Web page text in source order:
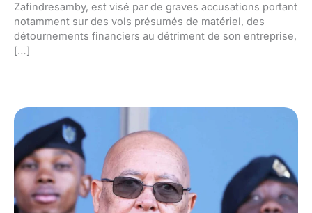
Zafindresamby, est visé par de graves accusations portant
notamment sur des vols présumés de matériel, des
détournements financiers au détriment de son entreprise,
[…]